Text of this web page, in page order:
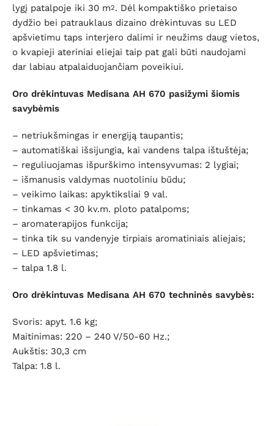
lygį patalpoje iki 30 m2. Dėl kompaktiško prietaiso
dydžio bei patrauklaus dizaino drėkintuvas su LED
apšvietimu taps interjero dalimi ir neužims daug vietos,
o kvapieji ateriniai eliejai taip pat gali būti naudojami
dar labiau atpalaiduojančiam poveikiui.
Oro drėkintuvas Medisana AH 670 pasižymi šiomis
savybėmis
– netriukšmingas ir energiją taupantis;
– automatiškai išsijungia, kai vandens talpa ištuštėja;
– reguliuojamas išpurškimo intensyvumas: 2 lygiai;
– išmanusis valdymas nuotoliniu būdu;
– veikimo laikas: apyktiksliai 9 val.
– tinkamas < 30 kv.m. ploto patalpoms;
– aromaterapijos funkcija;
– tinka tik su vandenyje tirpiais aromatiniais aliejais;
– LED apšvietimas;
– talpa 1.8 l.
Oro drėkintuvas Medisana AH 670 techninės savybės:
Svoris: apyt. 1.6 kg;
Maitinimas: 220 – 240 V/50-60 Hz.;
Aukštis: 30,3 cm
Talpa: 1.8 l.